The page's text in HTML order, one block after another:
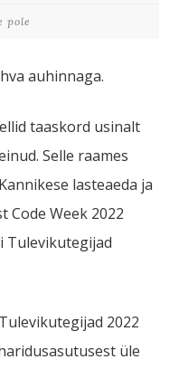
pole
auhinnaga.
taaskord usinalt
Selle raames
lasteaeda ja
Code Week 2022
2022
üle